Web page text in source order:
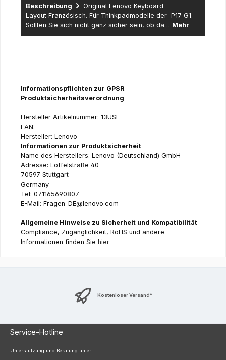
Beschreibung
Original Lenovo Keyboard
Layout Französisch. Für Thinkpadmodelle der P17 G1.
Sollten Sie sich nicht ganz sicher sein, ob da… Mehr
Informationspflichten zur GPSR
Produktsicherheitsverordnung
Hersteller Artikelnummer: 13USI
EAN:
Hersteller: Lenovo
Informationen zur Produktsicherheit
Name des Herstellers: Lenovo (Deutschland) GmbH
Adresse: Löffelstraße 40
70597 Stuttgart
Germany
Tel: 071165690807
E-Mail: Fragen_DE@lenovo.com
Allgemeine Hinweise zu Sicherheit und Kompatibilität
Compliance, Zugänglichkeit, RoHS und andere
Informationen finden Sie hier
Kostenloser Versand*
Service-Hotline
Unterstützung und Beratung unter: